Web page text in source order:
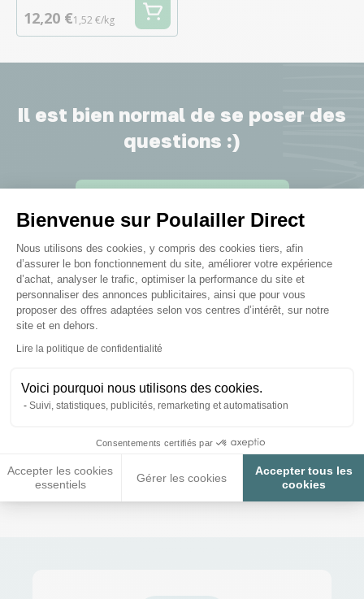
Bienvenue sur Poulailler Direct
Plateforme de Gestion du
Nous utilisons des cookies, y compris des cookies tiers, afin
d’assurer le bon fonctionnement du site, améliorer votre expérience
d’achat, analyser le trafic, optimiser la performance du site et
personnaliser des annonces publicitaires, ainsi que pour vous
proposer des offres adaptées selon vos centres d’intérêt, sur notre
site et en dehors.
Lire la politique de confidentialité
Voici pourquoi nous utilisons des cookies.
Suivi, statistiques, publicités, remarketing et automatisation
Consentements certifiés par
Accepter les cookies
essentiels
Gérer les cookies
Accepter tous les
cookies
Axeptio consent
12,20 €1,52 €/kg
Il est bien normal de se poser des
questions :)
Elever des poules, c’est ma
Les catégories pour tous mes
besoins.
plus Mangeoire